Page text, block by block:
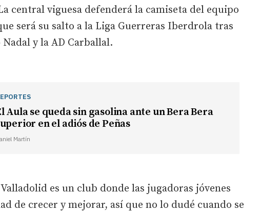
central viguesa defenderá la camiseta del equipo
será su salto a la Liga Guerreras Iberdrola tras
y la AD Carballal.
Aula se queda sin gasolina ante un Bera Bera
en el adiós de Peñas
Martín
es un club donde las jugadoras jóvenes
de crecer y mejorar, así que no lo dudé cuando se